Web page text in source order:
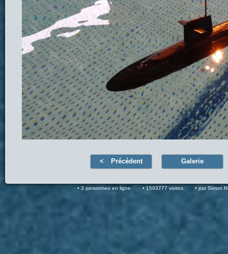
Précédent Galerie
3 personnes en ligne 1593777 visites par Simon